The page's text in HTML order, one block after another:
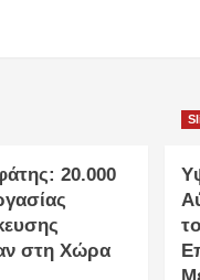
20.000
στη Χώρα